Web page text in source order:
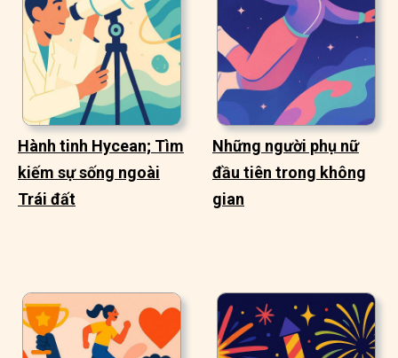
Hành tinh Hycean; Tìm
kiếm sự sống ngoài
Trái đất
Những người phụ nữ
đầu tiên trong không
gian